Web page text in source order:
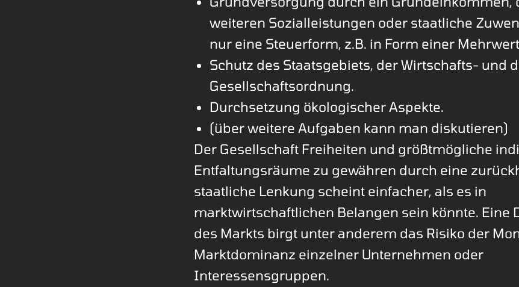
weiteren Sozialleistungen oder staatliche
nur eine Steuerform, z.B. in Form einer
Schutz des Staatsgebiets, der Wirtschafts- und
Gesellschaftsordnung.
Durchsetzung ökologischer Aspekte.
(über weitere Aufgaben kann man diskutieren)
Der Gesellschaft Freiheiten und größtmögliche
Entfaltungsräume zu gewähren durch eine
staatliche Lenkung scheint einfacher, als es in
marktwirtschaftlichen Belangen sein könnte. Eine
des Markts birgt unter anderem das Risiko der
Marktdominanz einzelner Unternehmen oder
Interessensgruppen.